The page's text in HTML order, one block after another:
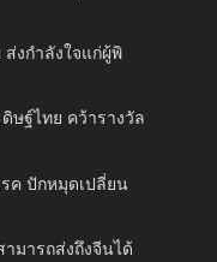
งกำลังใจแก่ผู้พิ
ษฐ์ไทย คว้ารางวัล
รค ปักหมุดเปลี่ยน
ามารถส่งถึงจีนได้